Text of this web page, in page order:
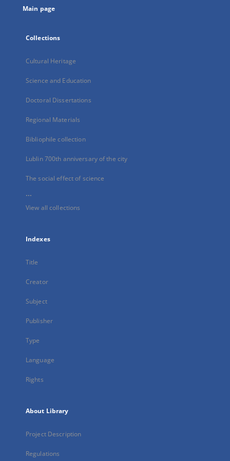
Main page
Collections
Cultural Heritage
Science and Education
Doctoral Dissertations
Regional Materials
Bibliophile collection
Lublin 700th anniversary of the city
The social effect of science
...
View all collections
Indexes
Title
Creator
Subject
Publisher
Type
Language
Rights
About Library
Project Description
Regulations